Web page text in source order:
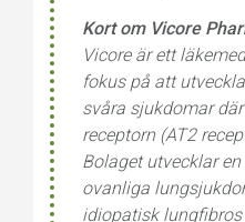
Kort om Vicore
Vicore är ett
fokus på att
svåra sjukdomar
receptorn (AT2
Bolaget utvecklar
ovanliga
idiopatisk